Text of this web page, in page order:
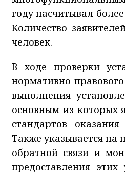
году насчитывал
Количество
человек.
В ходе проверки
нормативно-
выполнения
основным из которых
стандартов оказания
Также указывается на
обратной связи и
предоставления этих